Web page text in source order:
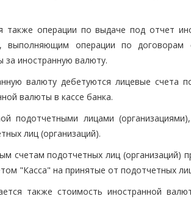
также операции по выдаче под отчет
выполняющим операции по
иностранную валюту.
валюту дебетуются лицевые счета
валюты в кассе банка.
подотчетными лицами
лиц (организаций).
счетам подотчетных лиц (организаций)
"Касса" на принятые от подотчетных
также стоимость иностранной